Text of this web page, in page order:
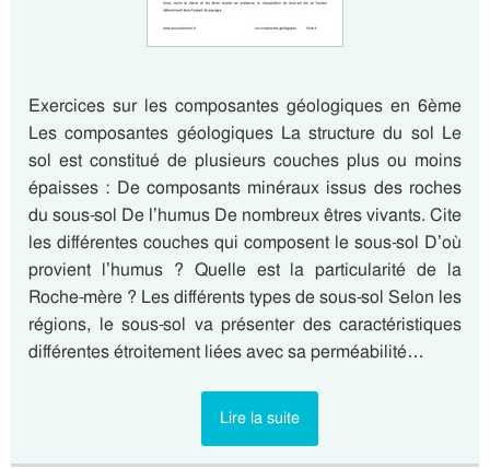
Exercices sur les composantes géologiques en 6ème
Les composantes géologiques La structure du sol Le
sol est constitué de plusieurs couches plus ou moins
épaisses : De composants minéraux issus des roches
du sous-sol De l’humus De nombreux êtres vivants. Cite
les différentes couches qui composent le sous-sol D’où
provient l’humus ? Quelle est la particularité de la
Roche-mère ? Les différents types de sous-sol Selon les
régions, le sous-sol va présenter des caractéristiques
différentes étroitement liées avec sa perméabilité…
Lire la suite